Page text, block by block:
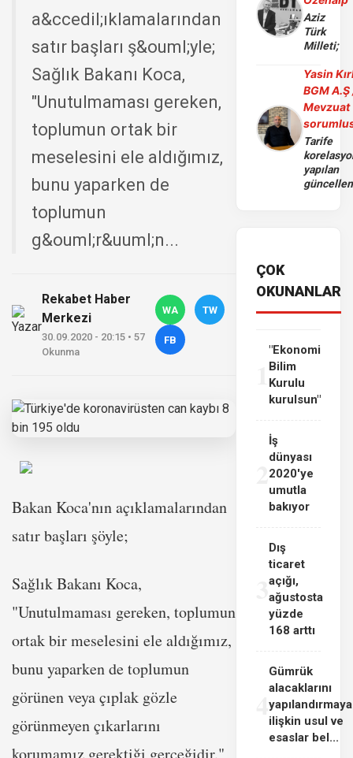
a&ccedil;ıklamalarından
satır başları ş&ouml;yle;
Sağlık Bakanı Koca,
"Unutulmaması gereken,
toplumun ortak bir
meselesini ele aldığımız,
bunu yaparken de
toplumun
g&ouml;r&uuml;n...
Rekabet Haber
Merkezi
30.09.2020 - 20:15 • 57
Okunma
WA TW
FB
Bakan Koca'nın açıklamalarından
satır başları şöyle;
Sağlık Bakanı Koca,
"Unutulmaması gereken, toplumun
ortak bir meselesini ele aldığımız,
bunu yaparken de toplumun
görünen veya çıplak gözle
görünmeyen çıkarlarını
korumamız gerektiği gerçeğidir."
Aziz
Türk
Milleti;
Yasin
BGM A.Ş
Mevzuat
Tarife
yapılan
ÇOK
OKUNANLAR
"Ekonomi
Bilim
Kurulu
kurulsun"
İş
dünyası
2020'ye
umutla
bakıyor
3
Dış
ticaret
açığı,
ağustosta
yüzde
168 arttı
4
Gümrük
alacaklarını
yapılandırmaya
ilişkin usul ve
esaslar bel...